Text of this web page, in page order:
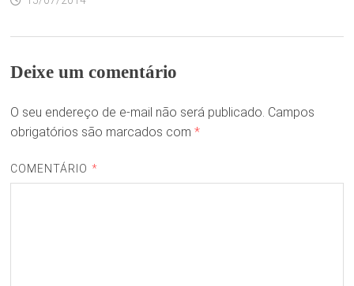
Deixe um comentário
O seu endereço de e-mail não será publicado. Campos
obrigatórios são marcados com *
COMENTÁRIO *